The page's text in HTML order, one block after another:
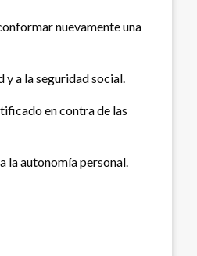
nuevamente una
a la seguridad social.
en contra de las
la autonomía personal.